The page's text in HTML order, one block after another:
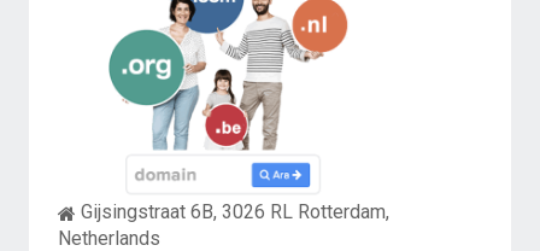
Gijsingstraat 6B, 3026 RL Rotterdam,
Netherlands